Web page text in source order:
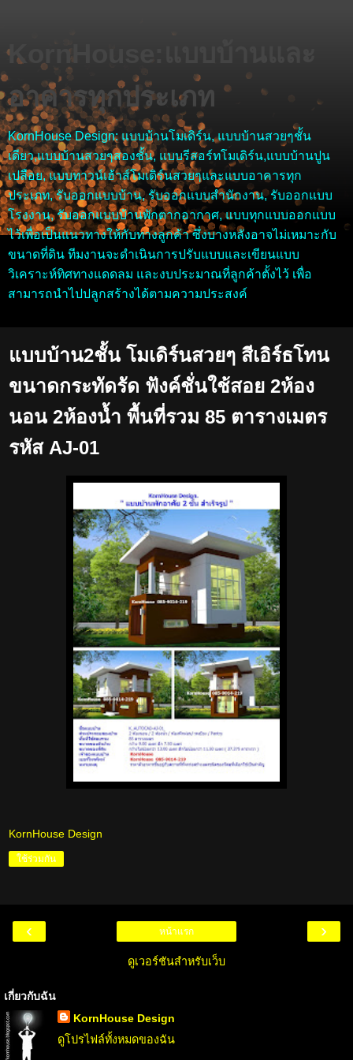
KornHouse:แบบบ้านและ
อาคารทุกประเภท
KornHouse Design: แบบบ้านโมเดิร์น, แบบบ้านสวยๆชั้น
เดียว,แบบบ้านสวยๆสองชั้น, แบบรีสอร์ทโมเดิร์น,แบบบ้านปูน
เปลือย, แบบทาวน์เฮ้าส์โมเดิร์นสวยๆและแบบอาคารทุก
ประเภท, รับออกแบบบ้าน, รับออกแบบสำนักงาน, รับออกแบบ
โรงงาน, รับออกแบบบ้านพักตากอากาศ, แบบทุกแบบออกแบบ
ไว้เพื่อเป็นแนวทางให้กับทางลูกค้า ซึ่งบางหลังอาจไม่เหมาะกับ
ขนาดที่ดิน ทีมงานจะดำเนินการปรับแบบและเขียนแบบ
วิเคราะห์ทิศทางแดดลม และงบประมาณที่ลูกค้าตั้งไว้ เพื่อ
สามารถนำไปปลูกสร้างได้ตามความประสงค์
แบบบ้าน2ชั้น โมเดิร์นสวยๆ สีเอิร์ธโทน
ขนาดกระทัดรัด ฟังค์ชั่นใช้สอย 2ห้อง
นอน 2ห้องน้ำ พื้นที่รวม 85 ตารางเมตร
รหัส AJ-01
KornHouse Design
ใช้ร่วมกัน
‹ ›
หน้าแรก
ดูเวอร์ชันสำหรับเว็บ
เกี่ยวกับฉัน
KornHouse Design
ดูโปรไฟล์ทั้งหมดของฉัน